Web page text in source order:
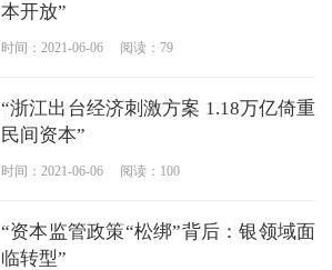
本开放”
时间：2021-06-06 阅读：79
“浙江出台经济刺激方案 1.18万亿倚重
民间资本”
时间：2021-06-06 阅读：100
“资本监管政策“松绑”背后：银领域面
临转型”